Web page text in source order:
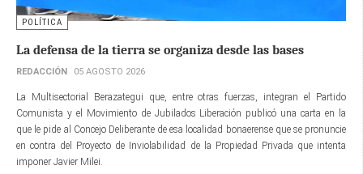
POLÍTICA
La defensa de la tierra se organiza desde las bases
REDACCIÓN 05 AGOSTO 2026
La Multisectorial Berazategui que, entre otras fuerzas, integran el Partido
Comunista y el Movimiento de Jubilados Liberación publicó una carta en la
que le pide al Concejo Deliberante de esa localidad bonaerense que se pronuncie
en contra del Proyecto de Inviolabilidad de la Propiedad Privada que intenta
imponer Javier Milei.